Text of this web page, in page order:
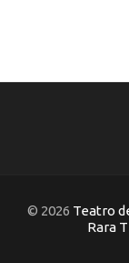
© 2026 Teatro
Rara